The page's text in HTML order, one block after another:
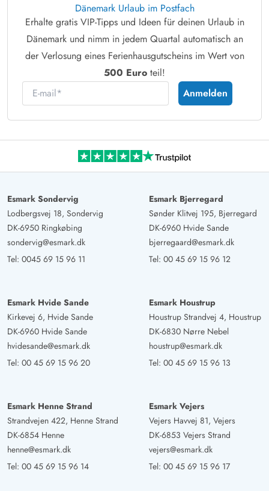
Dänemark Urlaub im Postfach
Erhalte gratis VIP-Tipps und Ideen für deinen Urlaub in
Dänemark und nimm in jedem Quartal automatisch an
der Verlosung eines Ferienhausgutscheins im Wert von
500 Euro teil!
E-mail
Anmelden
Esmark Sondervig
Lodbergsvej 18, Sondervig
DK-6950 Ringkøbing
sondervig@esmark.dk
Tel: 0045 69 15 96 11
Esmark Bjerregard
Sønder Klitvej 195, Bjerregard
DK-6960 Hvide Sande
bjerregaard@esmark.dk
Tel: 00 45 69 15 96 12
Esmark Hvide Sande
Kirkevej 6, Hvide Sande
DK-6960 Hvide Sande
hvidesande@esmark.dk
Tel: 00 45 69 15 96 20
Esmark Houstrup
Houstrup Strandvej 4, Houstrup
DK-6830 Nørre Nebel
houstrup@esmark.dk
Tel: 00 45 69 15 96 13
Esmark Henne Strand
Strandvejen 422, Henne Strand
DK-6854 Henne
henne@esmark.dk
Tel: 00 45 69 15 96 14
Esmark Vejers
Vejers Havvej 81, Vejers
DK-6853 Vejers Strand
vejers@esmark.dk
Tel: 00 45 69 15 96 17